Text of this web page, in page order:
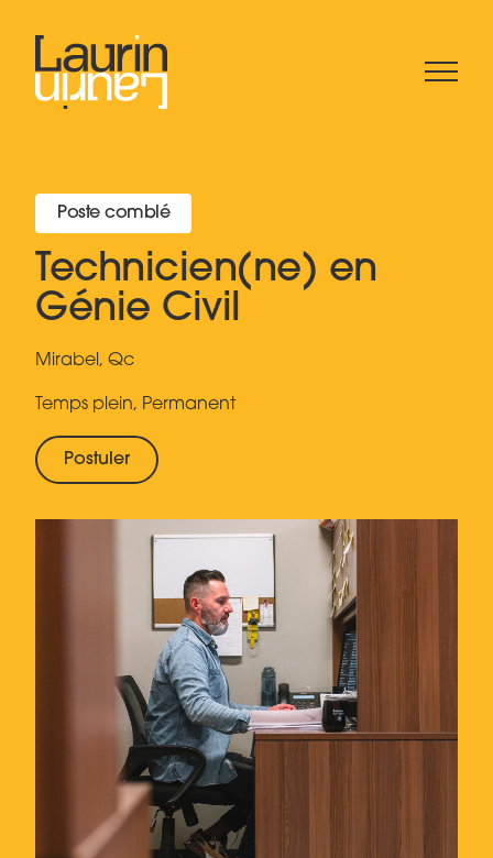
Poste comblé
Technicien(ne) en
Génie Civil
Mirabel, Qc
Temps plein, Permanent
Postuler